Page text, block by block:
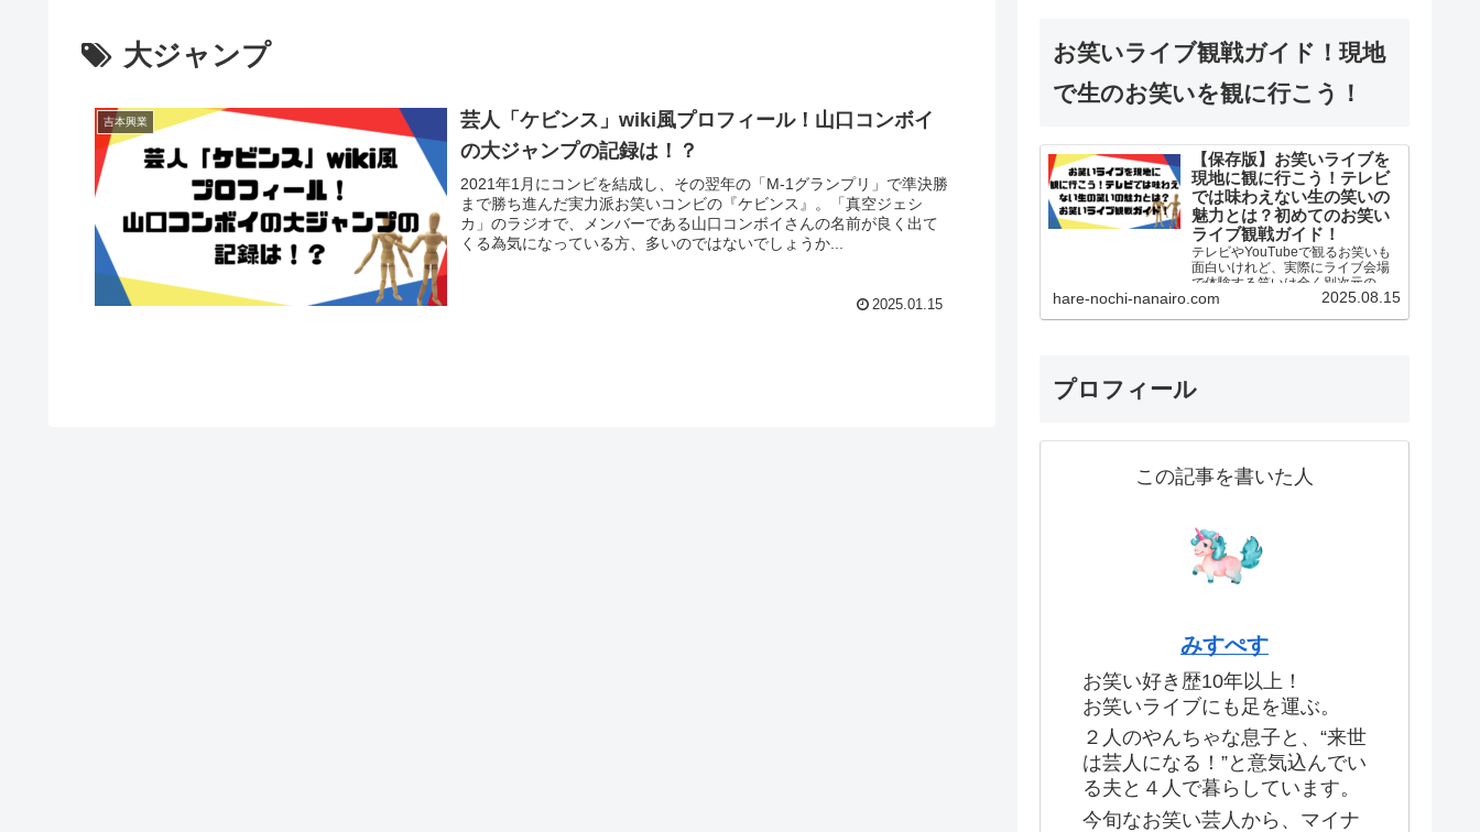
大ジャンプ
吉本興業
芸人「ケビンス」wiki風プロフィール！山口コンボイ
の大ジャンプの記録は！？
2021年1月にコンビを結成し、その翌年の「M-1グランプリ」で準決勝
まで勝ち進んだ実力派お笑いコンビの『ケビンス』。「真空ジェシ
カ」のラジオで、メンバーである山口コンボイさんの名前が良く出て
くる為気になっている方、多いのではないでしょうか...
2025.01.15
お笑いライブ観戦ガイド！現地
で生のお笑いを観に行こう！
【保存版】お笑いライブを
現地に観に行こう！テレビ
では味わえない生の笑いの
魅力とは？初めてのお笑い
ライブ観戦ガイド！
テレビやYouTubeで観るお笑いも
面白いけれど、実際にライブ会場
で体験する笑いは全く別次元の体
験です！あなたも一度現地に足を
hare-nochi-nanairo.com 2025.08.15
プロフィール
この記事を書いた人
みすぺす
お笑い好き歴10年以上！
お笑いライブにも足を運ぶ。
２人のやんちゃな息子と、“来世
は芸人になる！”と意気込んでい
る夫と４人で暮らしています。
今旬なお笑い芸人から、マイナ